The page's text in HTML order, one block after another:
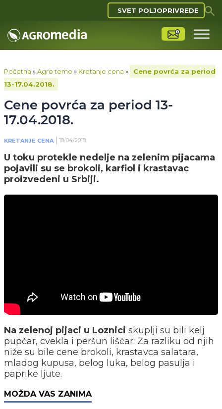
SVET POLJOPRIVREDE
Početna »Agro teme » Kretanje cena »
Cene povrća za period
13-17.04.2018.
Cene povrća za period 13-
17.04.2018.
KRETANJE CENA 18/04/2018
U toku protekle nedelje na zelenim pijacama
pojavili su se brokoli, karfiol i krastavac
proizvedeni u Srbiji.
Na zelenoj pijaci u Loznici skuplji su bili kelj
pupčar, cvekla i peršun lišćar. Za razliku od njih
niže su bile cene brokoli, krastavca salatara,
mladog kupusa, belog luka, belog pasulja i
paprike ljute.
MOŽDA VAS ZANIMA